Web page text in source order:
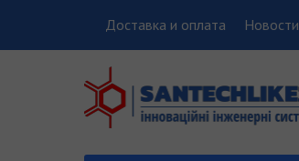
Доставка и оплата Новости